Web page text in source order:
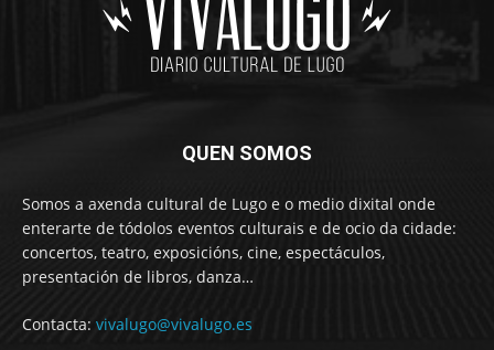
QUEN SOMOS
Somos a axenda cultural de Lugo e o medio dixital onde
enterarte de tódolos eventos culturais e de ocio da cidade:
concertos, teatro, exposicións, cine, espectáculos,
presentación de libros, danza…
Contacta: vivalugo@vivalugo.es